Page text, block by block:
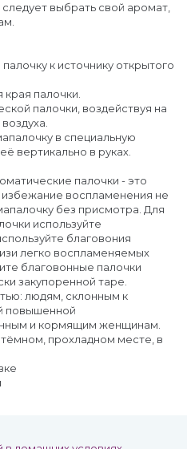
выбрать свой аромат,
к источнику открытого
палочки.
палочки, воздействуя на
в специальную
вертикально в руках.
палочки - это
избежание воспламенения не
без присмотра. Для
используйте
благовония
легко воспламеняемых
благовонные палочки
закупоренной таре.
людям, склонным к
повышенной
и кормящим женщинам.
прохладном месте, в